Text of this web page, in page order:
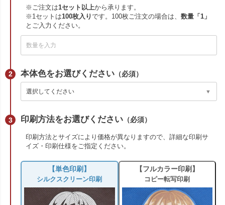
※ご注文は1セット以上から承ります。
※1セットは100枚入りです。100枚ご注文の場合は、数量「1」
とご入力ください。
本体色をお選びください （必須）
印刷方法をお選びください （必須）
印刷方法とサイズにより価格が異なりますので、詳細な印刷サ
イズ・印刷仕様をご指定ください。
【単色印刷】
シルクスクリーン印刷
【フルカラー印刷】
コピー転写印刷